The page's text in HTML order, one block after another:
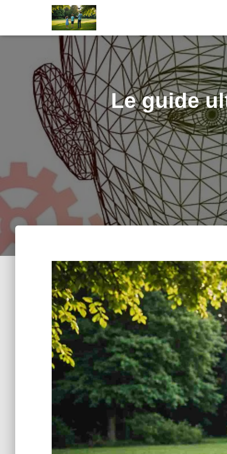
Le guide